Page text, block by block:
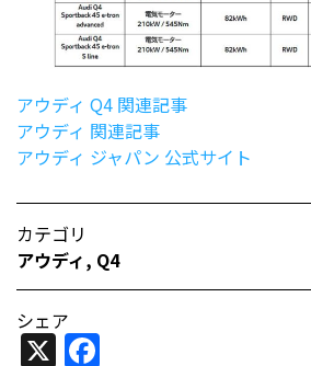
アウディ Q4 関連記事
アウディ 関連記事
アウディ ジャパン 公式サイト
カテゴリ
アウディ, Q4
シェア
X